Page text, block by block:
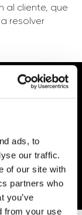
ads, to
our traffic.
of our site with
partners who
you’ve
from your use
al cliente, que
resolver